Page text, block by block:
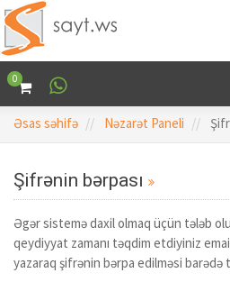
0
Əsas səhifə Nəzarət Paneli
Şifrənin bərpası
Əgər sistemə daxil olmaq üçün tələb
qeydiyyat zamanı təqdim etdiyiniz
yazaraq şifrənin bərpa edilməsi barədə